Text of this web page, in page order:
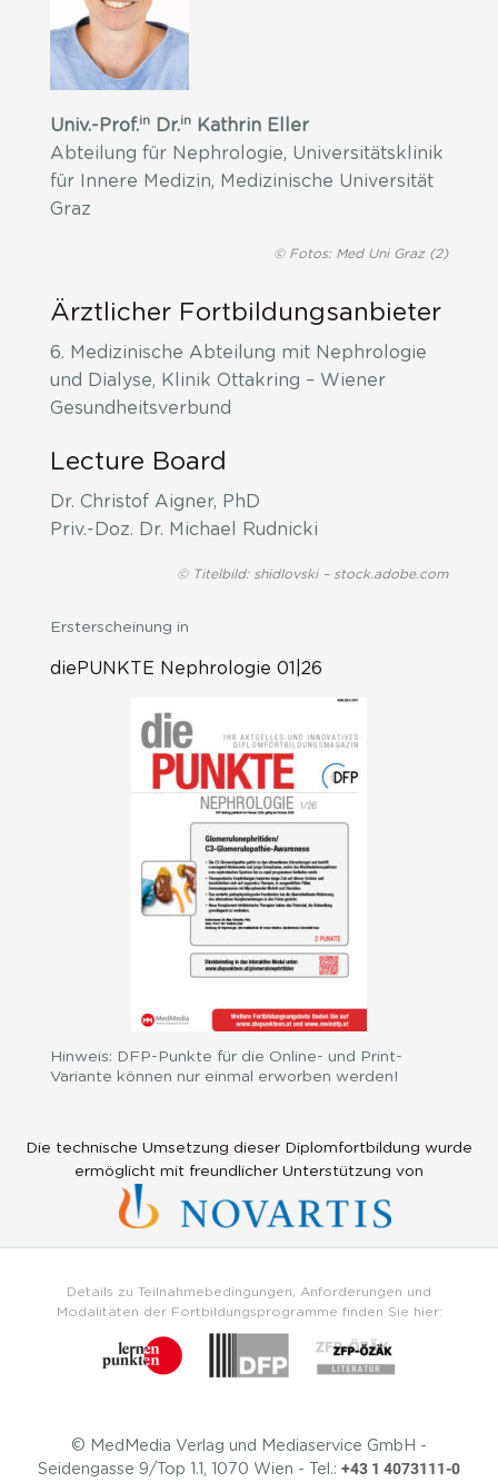
Univ.-Prof.in Dr.in
Kathrin Eller
Abteilung für Nephrologie, Universitätsklinik
für Innere Medizin, Medizinische Universität
Graz
© Fotos: Med Uni Graz (2)
Ärztlicher Fortbildungsanbieter
6. Medizinische Abteilung mit Nephrologie
und Dialyse, Klinik Ottakring – Wiener
Gesundheitsverbund
Lecture Board
Dr. Christof Aigner, PhD
Priv.-Doz. Dr. Michael Rudnicki
© Titelbild: shidlovski – stock.adobe.com
Ersterscheinung in
diePUNKTE Nephrologie 01|26
Hinweis: DFP-Punkte für die Online- und Print-
Variante können nur einmal erworben werden!
Die technische Umsetzung dieser Diplomfortbildung wurde
ermöglicht mit freundlicher Unterstützung von
Details zu Teilnahmebedingungen, Anforderungen und
Modalitäten der Fortbildungsprogramme finden Sie hier:
© MedMedia Verlag und Mediaservice GmbH -
Seidengasse 9/Top 1.1, 1070 Wien - Tel.: +43 1 4073111-0